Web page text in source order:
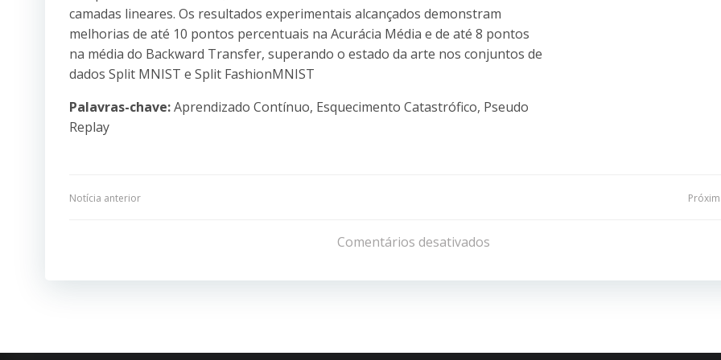
camadas lineares. Os resultados experimentais alcançados demonstram
melhorias de até 10 pontos percentuais na Acurácia Média e de até 8 pontos
na média do Backward Transfer, superando o estado da arte nos conjuntos de
dados Split MNIST e Split FashionMNIST
Palavras-chave:Aprendizado Contínuo, Esquecimento Catastrófico, Pseudo
Replay
Navegação
Post
Notícia anterior
de
Post
Comentários desativados